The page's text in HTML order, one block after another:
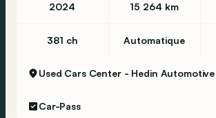
2024 15 264 km
381 ch Automatique
Used Cars Center - Hedin
Car-Pass